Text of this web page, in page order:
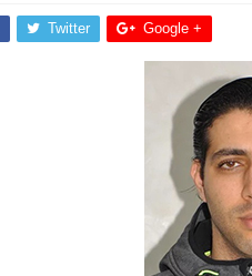
Twitter Google +